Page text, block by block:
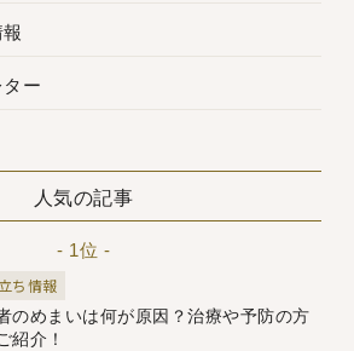
ー
人気の記事
- 1位 -
ち情報
のめまいは何が原因？治療や予防の方
紹介！